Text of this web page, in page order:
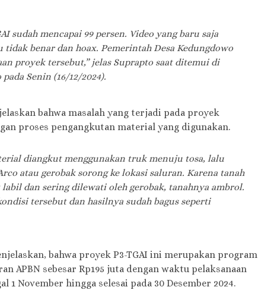
sudah mencapai 99 persen. Video yang baru saja
tidak benar dan hoax. Pemerintah Desa Kedungdowo
proyek tersebut,” jelas Suprapto saat ditemui di
Senin (16/12/2024).
bahwa masalah yang terjadi pada proyek
proses pengangkutan material yang digunakan.
diangkut menggunakan truk menuju tosa, lalu
atau gerobak sorong ke lokasi saluran. Karena tanah
dan sering dilewati oleh gerobak, tanahnya ambrol.
tersebut dan hasilnya sudah bagus seperti
bahwa proyek P3-TGAI ini merupakan program
APBN sebesar Rp195 juta dengan waktu pelaksanaan
1 November hingga selesai pada 30 Desember 2024.